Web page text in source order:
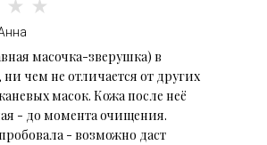
масочка-зверушка) в
чем не отличается от других
масок. Кожа после неё
- до момента очищения.
- возможно даст